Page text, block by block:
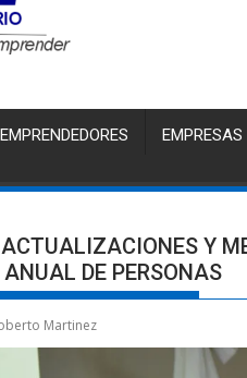
EMPRENDEDORES EMPRESAS
Y
DE PERSONAS
Martinez